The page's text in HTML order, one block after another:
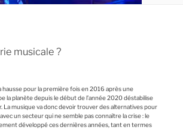
musicale ?
hausse pour la première fois en 2016 après une
la planète depuis le début de l’année 2020 déstabilise
La musique va donc devoir trouver des alternatives pour
un secteur qui ne semble pas connaître la crise : le
développé ces dernières années, tant en termes